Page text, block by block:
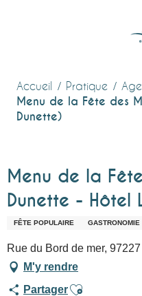
Accueil Pratique
Menu de la Fête des
Dunette)
Menu de la
Dunette - Hôtel
FÊTE POPULAIRE GASTRONOMIE
Rue du Bord de mer,
M'y rendre
PartagerAjouter aux